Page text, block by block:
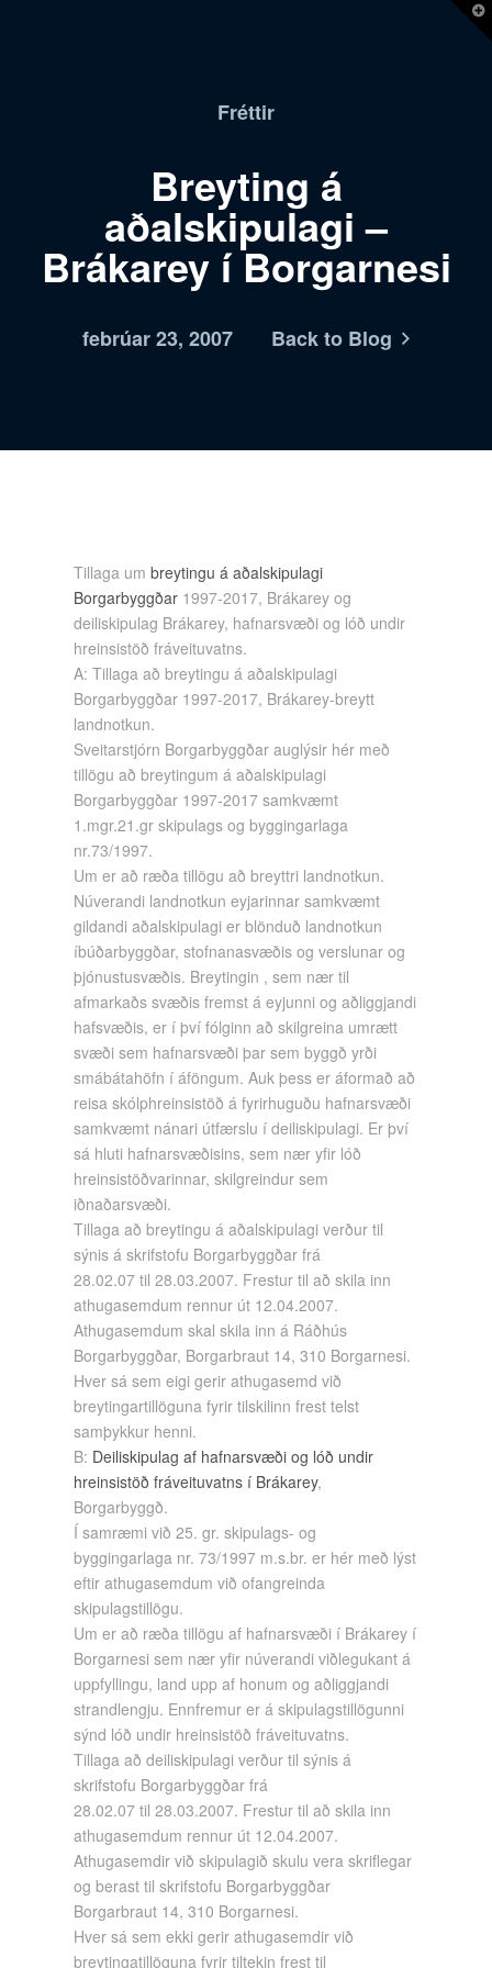
Fréttir
Breyting á
aðalskipulagi –
Brákarey í Borgarnesi
febrúar 23, 2007 Back to Blog
Tillaga umbreytingu á aðalskipulagi
Borgarbyggðar 1997-2017, Brákarey og
deiliskipulag Brákarey, hafnarsvæði og lóð undir
hreinsistöð fráveituvatns.
A: Tillaga að breytingu á aðalskipulagi
Borgarbyggðar 1997-2017, Brákarey-breytt
landnotkun.
Sveitarstjórn Borgarbyggðar auglýsir hér með
tillögu að breytingum á aðalskipulagi
Borgarbyggðar 1997-2017 samkvæmt
1.mgr.21.gr skipulags og byggingarlaga
nr.73/1997.
Um er að ræða tillögu að breyttri landnotkun.
Núverandi landnotkun eyjarinnar samkvæmt
gildandi aðalskipulagi er blönduð landnotkun
íbúðarbyggðar, stofnanasvæðis og verslunar og
þjónustusvæðis. Breytingin , sem nær til
afmarkaðs svæðis fremst á eyjunni og aðliggjandi
hafsvæðis, er í því fólginn að skilgreina umrætt
svæði sem hafnarsvæði þar sem byggð yrði
smábátahöfn í áföngum. Auk þess er áformað að
reisa skólphreinsistöð á fyrirhuguðu hafnarsvæði
samkvæmt nánari útfærslu í deiliskipulagi. Er því
sá hluti hafnarsvæðisins, sem nær yfir lóð
hreinsistöðvarinnar, skilgreindur sem
iðnaðarsvæði.
Tillaga að breytingu á aðalskipulagi verður til
sýnis á skrifstofu Borgarbyggðar frá
28.02.07 til 28.03.2007. Frestur til að skila inn
athugasemdum rennur út 12.04.2007.
Athugasemdum skal skila inn á Ráðhús
Borgarbyggðar, Borgarbraut 14, 310 Borgarnesi.
Hver sá sem eigi gerir athugasemd við
breytingartillöguna fyrir tilskilinn frest telst
samþykkur henni.
B: Deiliskipulag af hafnarsvæði og lóð undir
hreinsistöð fráveituvatns í Brákarey,
Borgarbyggð.
Í samræmi við 25. gr. skipulags- og
byggingarlaga nr. 73/1997 m.s.br. er hér með lýst
eftir athugasemdum við ofangreinda
skipulagstillögu.
Um er að ræða tillögu af hafnarsvæði í Brákarey í
Borgarnesi sem nær yfir núverandi viðlegukant á
uppfyllingu, land upp af honum og aðliggjandi
strandlengju. Ennfremur er á skipulagstillögunni
sýnd lóð undir hreinsistöð fráveituvatns.
Tillaga að deiliskipulagi verður til sýnis á
skrifstofu Borgarbyggðar frá
28.02.07 til 28.03.2007. Frestur til að skila inn
athugasemdum rennur út 12.04.2007.
Athugasemdir við skipulagið skulu vera skriflegar
og berast til skrifstofu Borgarbyggðar
Borgarbraut 14, 310 Borgarnesi.
Hver sá sem ekki gerir athugasemdir við
breytingatillöguna fyrir tiltekin frest til